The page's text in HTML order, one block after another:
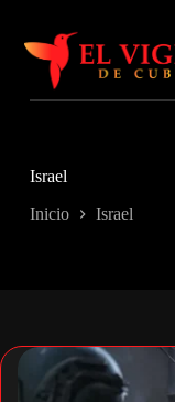
contenido
Israel
Inicio Israel